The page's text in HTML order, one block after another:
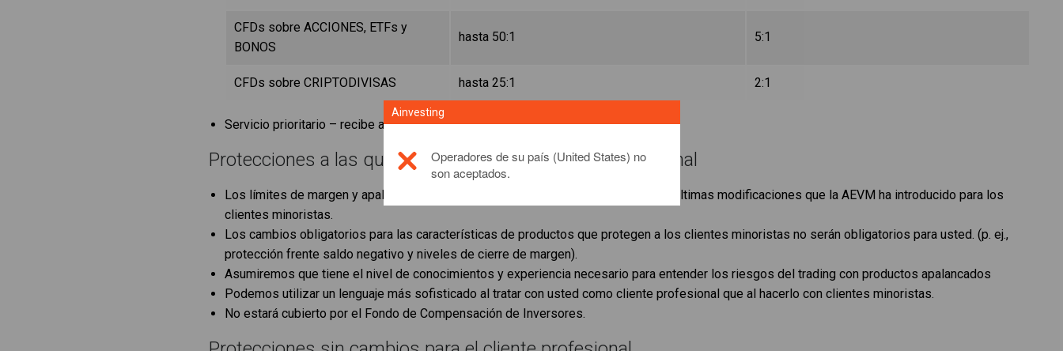
CFDs sobre ACCIONES, ETFs y
BONOS
hasta 50:1 5:1
CFDs sobre CRIPTODIVISAS hasta 25:1 2:1
Servicio prioritario – recibe automáticamente el estatus Platino VIP con nosotros
Protecciones a las que se renuncia como cliente profesional
Los límites de margen y apalancamiento permanecen sin cambios a pesar de las últimas modificaciones que la AEVM ha introducido para los
clientes minoristas.
Los cambios obligatorios para las características de productos que protegen a los clientes minoristas no serán obligatorios para usted. (p. ej.,
protección frente saldo negativo y niveles de cierre de margen).
Asumiremos que tiene el nivel de conocimientos y experiencia necesario para entender los riesgos del trading con productos apalancados
Podemos utilizar un lenguaje más sofisticado al tratar con usted como cliente profesional que al hacerlo con clientes minoristas.
No estará cubierto por el Fondo de Compensación de Inversores.
Ainvesting
Operadores de su país (United States) no
son aceptados.